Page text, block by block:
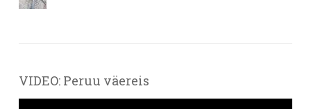
VIDEO: Peruu väereis